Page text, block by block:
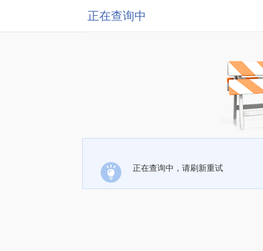
正在查询中
正在查询中，请刷新重试